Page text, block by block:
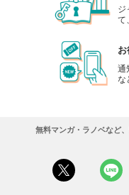
ジ
て
通
な
無料マンガ・ラノベなど